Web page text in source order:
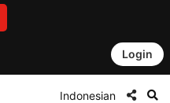
Login
Indonesian